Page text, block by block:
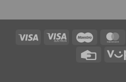
Visa
Visa
Maestro
Credit